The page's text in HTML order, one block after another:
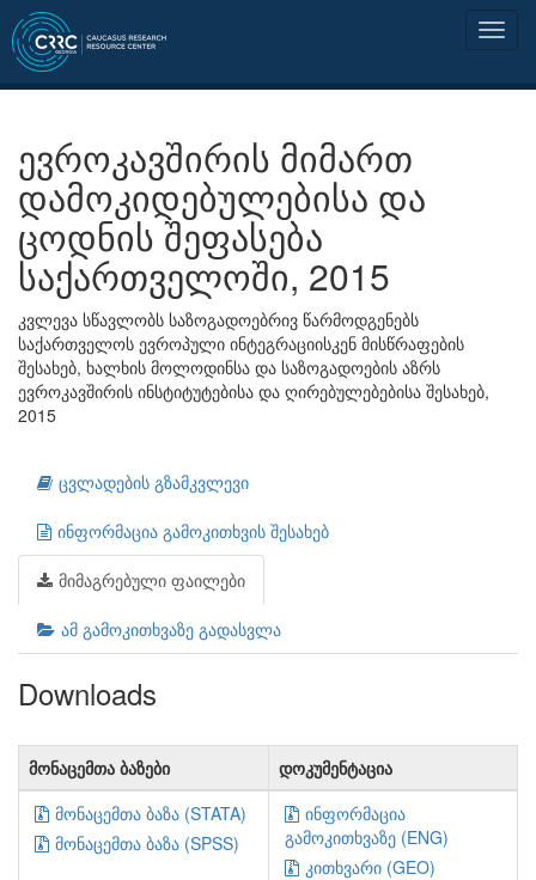
ევროკავშირის მიმართ
დამოკიდებულებისა და
ცოდნის შეფასება
საქართველოში, 2015
კვლევა სწავლობს საზოგადოებრივ წარმოდგენებს
საქართველოს ევროპული ინტეგრაციისკენ მისწრაფების
შესახებ, ხალხის მოლოდინსა და საზოგადოების აზრს
ევროკავშირის ინსტიტუტებისა და ღირებულებებისა შესახებ,
2015
ცვლადების გზამკვლევი
ინფორმაცია გამოკითხვის შესახებ
მიმაგრებული ფაილები
ამ გამოკითხვაზე გადასვლა
Downloads
მონაცემთა ბაზები
დოკუმენტაცია
მონაცემთა ბაზა (STATA)
მონაცემთა ბაზა (SPSS)
ინფორმაცია
გამოკითხვაზე (ENG)
კითხვარი (GEO)